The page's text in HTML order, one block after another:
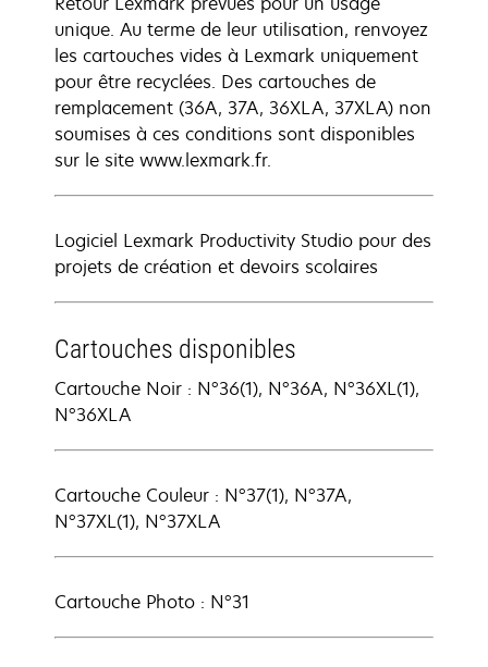
unique. Au terme de leur utilisation, renvoyez
les cartouches vides à Lexmark uniquement
pour être recyclées. Des cartouches de
remplacement (36A, 37A, 36XLA, 37XLA) non
soumises à ces conditions sont disponibles
sur le site www.lexmark.fr.
Logiciel Lexmark Productivity Studio pour des
projets de création et devoirs scolaires
Cartouches disponibles
Cartouche Noir : N°36(1), N°36A, N°36XL(1),
N°36XLA
Cartouche Couleur : N°37(1), N°37A,
N°37XL(1), N°37XLA
Cartouche Photo : N°31